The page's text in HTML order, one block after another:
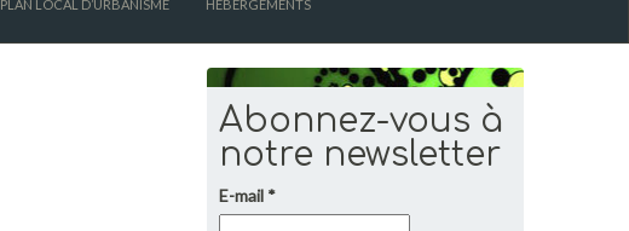
PLAN LOCAL D’URBANISME HÉBERGEMENTS
Abonnez-vous à
notre newsletter
E-mail *